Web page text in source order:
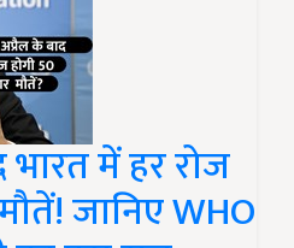
में हर रोज
जानिए WHO